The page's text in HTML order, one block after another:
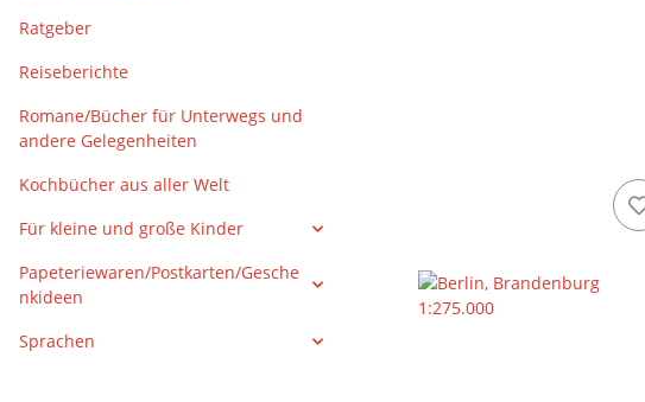
Ratgeber
Reiseberichte
Romane/Bücher für Unterwegs und
andere Gelegenheiten
Kochbücher aus aller Welt
Für kleine und große Kinder
Papeteriewaren/Postkarten/Gesche
nkideen
Sprachen